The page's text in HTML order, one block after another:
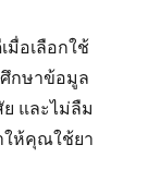
มื่อเลือกใช้
กษาข้อมูล
และไม่ลืม
ให้คุณใช้ยา